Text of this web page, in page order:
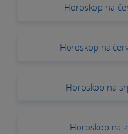
Horoskop na
Horoskop na
Horoskop na
Horoskop na